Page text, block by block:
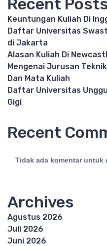
Recent
Keuntungan Kuliah Di
Daftar Universitas
di Jakarta
Alasan Kuliah Di
Mengenai Jurusan
Dan Mata Kuliah
Daftar Universitas
Gigi
Recent
Tidak ada komentar untuk
Archives
Agustus 2026
Juli 2026
Juni 2026